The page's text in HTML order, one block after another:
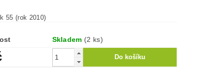
55 (rok 2010)
Skladem (2 ks)